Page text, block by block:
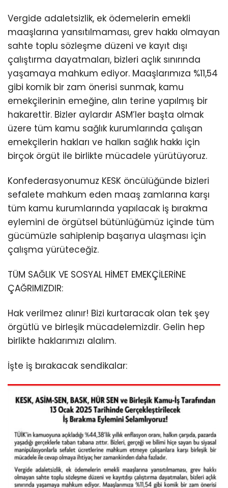
Vergide adaletsizlik, ek ödemelerin emekli
maaşlarına yansıtılmaması, grev hakkı olmayan
sahte toplu sözleşme düzeni ve kayıt dışı
çalıştırma dayatmaları, bizleri açlık sınırında
yaşamaya mahkum ediyor. Maaşlarımıza %11,54
gibi komik bir zam önerisi sunmak, kamu
emekçilerinin emeğine, alın terine yapılmış bir
hakarettir. Bizler aylardır ASM’ler başta olmak
üzere tüm kamu sağlık kurumlarında çalışan
emekçilerin hakları ve halkın sağlık hakkı için
birçok örgüt ile birlikte mücadele yürütüyoruz.
Konfederasyonumuz KESK öncülüğünde bizleri
sefalete mahkum eden maaş zamlarına karşı
tüm kamu kurumlarında yapılacak iş bırakma
eylemini de örgütsel bütünlüğümüz içinde tüm
gücümüzle sahiplenip başarıya ulaşması için
çalışma yürüteceğiz.
TÜM SAĞLIK VE SOSYAL HİMET EMEKÇİLERİNE
ÇAĞRIMIZDIR:
Hak verilmez alınır! Bizi kurtaracak olan tek şey
örgütlü ve birleşik mücadelemizdir. Gelin hep
birlikte haklarımızı alalım.
İşte iş bırakacak sendikalar: